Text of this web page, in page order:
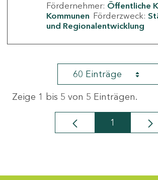
Fördernehmer: Öffentliche
Kommunen Förderzweck:
und Regionalentwicklung
60 Einträge
Zeige 1 bis 5 von 5 Einträgen.
Seite
1